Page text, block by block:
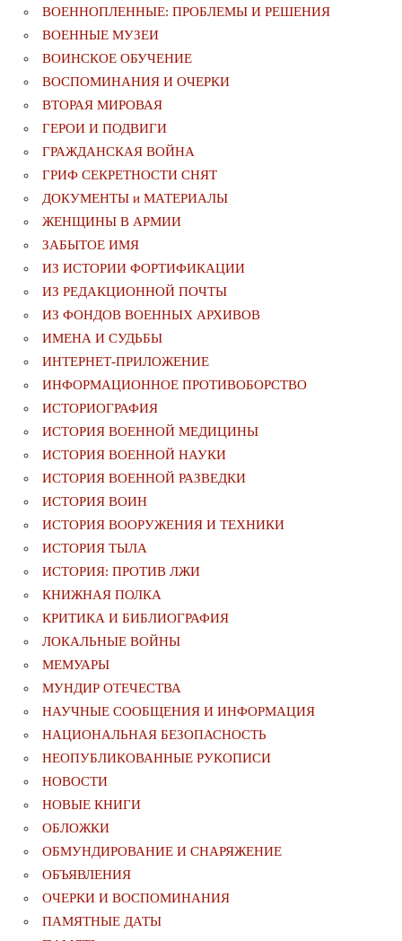
ВОЕННОПЛЕННЫЕ: ПРОБЛЕМЫ И РЕШЕНИЯ
ВОЕННЫЕ МУЗЕИ
ВОИНСКОЕ ОБУЧЕНИЕ
ВОСПОМИНАНИЯ И ОЧЕРКИ
ВТОРАЯ МИРОВАЯ
ГЕРОИ И ПОДВИГИ
ГРАЖДАНСКАЯ ВОЙНА
ГРИФ СЕКРЕТНОСТИ СНЯТ
ДОКУМЕНТЫ и МАТЕРИАЛЫ
ЖЕНЩИНЫ В АРМИИ
ЗАБЫТОЕ ИМЯ
ИЗ ИСТОРИИ ФОРТИФИКАЦИИ
ИЗ РЕДАКЦИОННОЙ ПОЧТЫ
ИЗ ФОНДОВ ВОЕННЫХ АРХИВОВ
ИМЕНА И СУДЬБЫ
ИНТЕРНЕТ-ПРИЛОЖЕНИЕ
ИНФОРМАЦИОННОЕ ПРОТИВОБОРСТВО
ИСТОРИОГРАФИЯ
ИСТОРИЯ ВОЕННОЙ МЕДИЦИНЫ
ИСТОРИЯ ВОЕННОЙ НАУКИ
ИСТОРИЯ ВОЕННОЙ РАЗВЕДКИ
ИСТОРИЯ ВОИН
ИСТОРИЯ ВООРУЖЕНИЯ И ТЕХНИКИ
ИСТОРИЯ ТЫЛА
ИСТОРИЯ: ПРОТИВ ЛЖИ
КНИЖНАЯ ПОЛКА
КРИТИКА И БИБЛИОГРАФИЯ
ЛОКАЛЬНЫЕ ВОЙНЫ
МЕМУАРЫ
МУНДИР ОТЕЧЕСТВА
НАУЧНЫЕ СООБЩЕНИЯ И ИНФОРМАЦИЯ
НАЦИОНАЛЬНАЯ БЕЗОПАСНОСТЬ
НЕОПУБЛИКОВАННЫЕ РУКОПИСИ
НОВОСТИ
НОВЫЕ КНИГИ
ОБЛОЖКИ
ОБМУНДИРОВАНИЕ И СНАРЯЖЕНИЕ
ОБЪЯВЛЕНИЯ
ОЧЕРКИ И ВОСПОМИНАНИЯ
ПАМЯТНЫЕ ДАТЫ